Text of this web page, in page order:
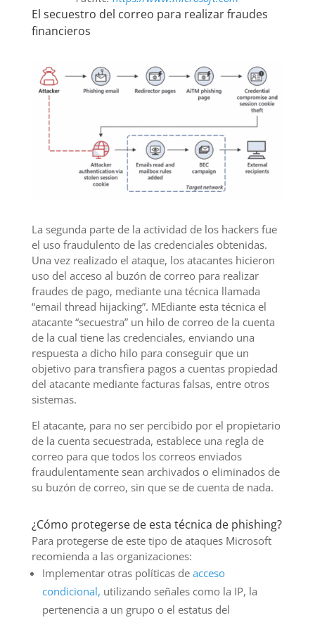
El secuestro del correo para realizar fraudes
financieros
La segunda parte de la actividad de los hackers fue
el uso fraudulento de las credenciales obtenidas.
Una vez realizado el ataque, los atacantes hicieron
uso del acceso al buzón de correo para realizar
fraudes de pago, mediante una técnica llamada
“email thread hijacking”. MEdiante esta técnica el
atacante “secuestra” un hilo de correo de la cuenta
de la cual tiene las credenciales, enviando una
respuesta a dicho hilo para conseguir que un
objetivo para transfiera pagos a cuentas propiedad
del atacante mediante facturas falsas, entre otros
sistemas.
El atacante, para no ser percibido por el propietario
de la cuenta secuestrada, establece una regla de
correo para que todos los correos enviados
fraudulentamente sean archivados o eliminados de
su buzón de correo, sin que se de cuenta de nada.
¿Cómo protegerse de esta técnica de phishing?
Para protegerse de este tipo de ataques Microsoft
recomienda a las organizaciones:
Implementar otras políticas de acceso
condicional, utilizando señales como la IP, la
pertenencia a un grupo o el estatus del